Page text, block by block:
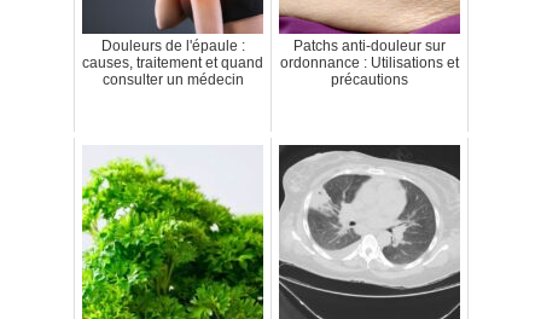
Douleurs de l'épaule :
causes, traitement et quand
consulter un médecin
Patchs anti-douleur sur
ordonnance : Utilisations et
précautions